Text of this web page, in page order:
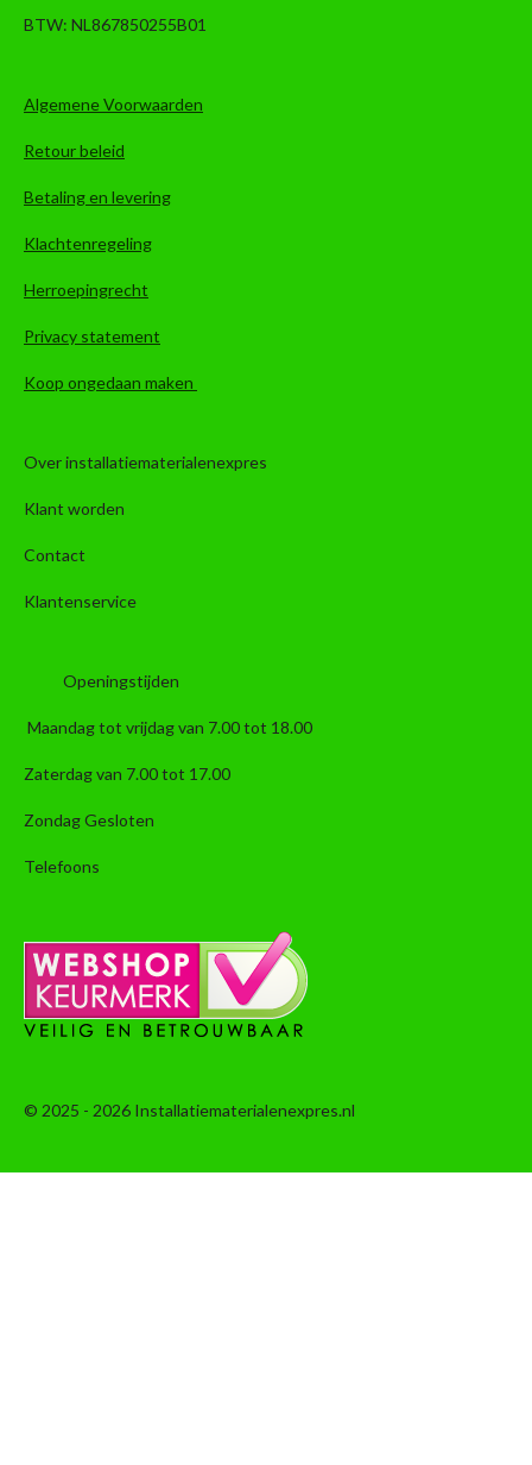
BTW: NL867850255B01
Algemene Voorwaarden
Retour beleid
Betaling en levering
Klachtenregeling
Herroepingrecht
Privacy statement
Koop ongedaan maken
Over installatiematerialenexpres
Klant worden
Contact
Klantenservice
Openingstijden
Maandag tot vrijdag van 7.00 tot 18.00
Zaterdag van 7.00 tot 17.00
Zondag Gesloten
Telefoons
© 2025 - 2026 Installatiematerialenexpres.nl